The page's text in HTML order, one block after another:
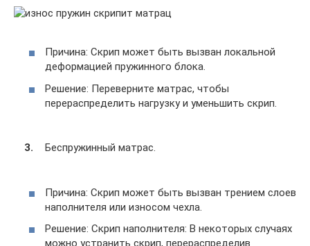
Причина: Скрип может быть вызван локальной
деформацией пружинного блока.
Решение: Переверните матрас, чтобы
перераспределить нагрузку и уменьшить скрип.
Беспружинный матрас.
Причина: Скрип может быть вызван трением слоев
наполнителя или износом чехла.
Решение: Скрип наполнителя: В некоторых случаях
можно устранить скрип, перераспределив